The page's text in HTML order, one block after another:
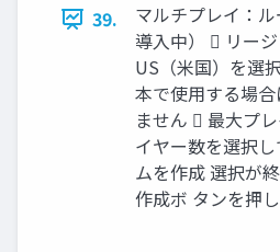
39.
マルチプレイ：
導入中）  リー
US（米国）を選
本で使用する場
ません  最大プ
イヤー数を選択
ムを作成 選択が
作成ボ タンを押